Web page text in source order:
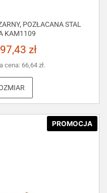
POZŁACANA STAL
KAM1109
97,43 zł
cena: 66,64 zł.
PROMOCJA